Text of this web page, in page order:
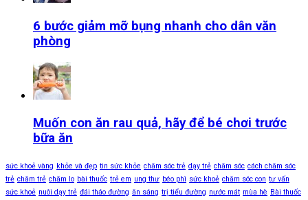
6 bước giảm mỡ bụng nhanh cho dân văn
phòng
Muốn con ăn rau quả, hãy để bé chơi trước
bữa ăn
sức khoẻ vàng khỏe và đẹp tin sức khỏe chăm sóc trẻ dạy trẻ chăm sóc cách chăm sóc
trẻ chăm trẻ chăm lo bài thuốc trẻ em ung thư béo phì sức khoẻ chăm sóc con tư vấn
sức khoẻ nuôi dạy trẻ đái tháo đường ăn sáng trị tiểu đường nước mát mùa hè Bài thuốc